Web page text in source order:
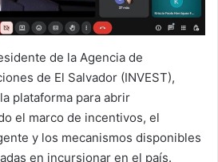
de la Agencia de
de El Salvador (INVEST),
plataforma para abrir
el marco de incentivos, el
y los mecanismos disponibles
en incursionar en el país.